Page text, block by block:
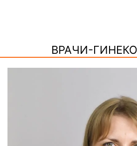
ВРАЧИ-